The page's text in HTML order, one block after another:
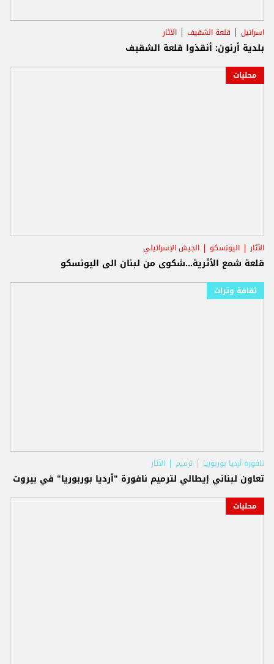
اسرائيل قلعة الشقيف الآثار
بلدية أرنون: أنقذوا قلعة الشقيف
محليات
الآثار اليونسكو الجيش الإسرائيلي
قلعة شمع الأثرية...شكوى من لبنان الى اليونسكو
ثقافة وتراث
نافورة أرديا بوربوريا ترميم الآثار
تعاون لبناني إيطالي لترميم نافورة "أرديا بوربوريا" في بيروت
محليات